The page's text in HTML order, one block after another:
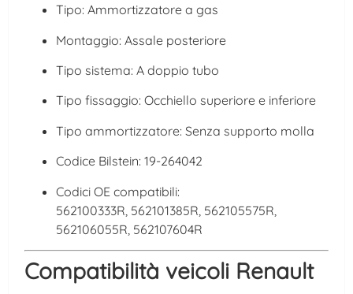
Tipo: Ammortizzatore a gas
Montaggio: Assale posteriore
Tipo sistema: A doppio tubo
Tipo fissaggio: Occhiello superiore e inferiore
Tipo ammortizzatore: Senza supporto molla
Codice Bilstein: 19-264042
Codici OE compatibili:
562100333R, 562101385R, 562105575R,
562106055R, 562107604R
Compatibilità veicoli Renault